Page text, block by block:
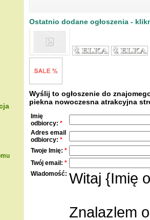
Ostatnio dodane ogłoszenia -
Wyślij to ogłoszenie do
piekna nowoczesna atrakcyjna
Imię
odbiorcy: *
Adres email
odbiorcy: *
Twoje Imię: *
Twój email: *
Wiadomość: Witaj {Imię
Znalazlem